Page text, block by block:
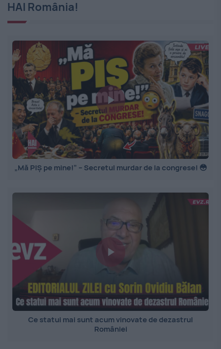
HAI România!
„Mă PIȘ pe mine!” – Secretul murdar de la congrese! 😳
Ce statui mai sunt acum vinovate de dezastrul
României